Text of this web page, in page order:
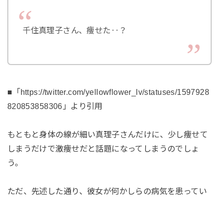
千住真理子さん、痩せた‥？
■「https://twitter.com/yellowflower_lv/statuses/1597928
820853858306」より引用
もともと身体の線が細い真理子さんだけに、少し痩せて
しまうだけで激痩せだと話題になってしまうのでしょ
う。
ただ、先述した通り、彼女が何かしらの病気を患ってい